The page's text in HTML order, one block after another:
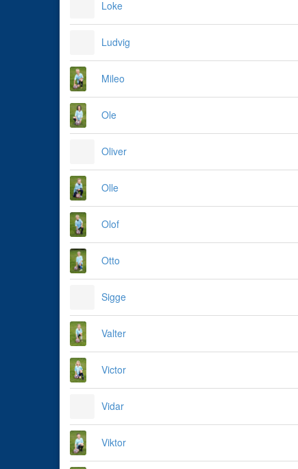
Loke
Ludvig
Mileo
Ole
Oliver
Olle
Olof
Otto
Sigge
Valter
Victor
Vidar
Viktor